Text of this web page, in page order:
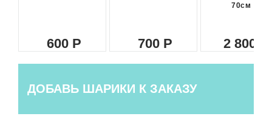
600 700
70см
2 800
ДОБАВЬ ШАРИКИ К ЗАКАЗУ